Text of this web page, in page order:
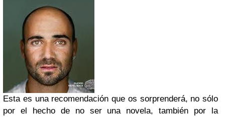
Esta es una recomendación que os sorprenderá, no sólo
por el hecho de no ser una novela, también por la